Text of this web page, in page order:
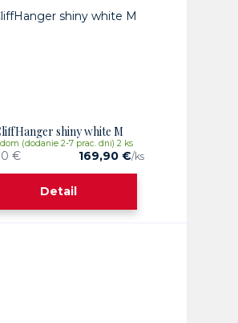
shiny white M
€ 169,90 €/ks
(dodanie 2-7 prac. dni) 2 ks
Detail